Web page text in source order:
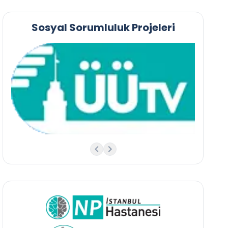
Sosyal Sorumluluk Projeleri